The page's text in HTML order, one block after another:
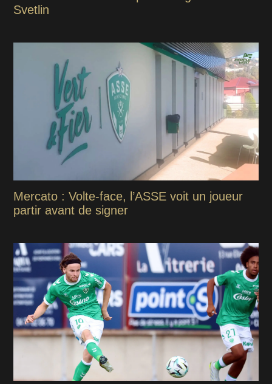
Svetlin
Mercato : Volte-face, l’ASSE voit un joueur
partir avant de signer